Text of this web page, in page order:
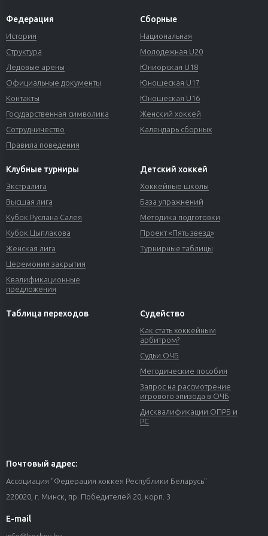
Федерация
История
Структура
Ледовые арены
Официальные документы
Контакты
Государственная символика
Сотрудничество
Правила поведения
Сборные
Национальная
Молодежная U20
Юниорская U18
Юношеская U17
Юношеская U16
Женский хоккей
Календарь сборных
Клубные турниры
Экстралига
Высшая лига
Кубок Руслана Салея
Кубок Цыплакова
Женская лига
Церемония закрытия
Квалификационные
предложения
Детский хоккей
Хоккейные школы
База упражнений
Методика подготовки
Проект «Пять звезд»
Турнирные таблицы
Таблица переходов Судейство
Как стать хоккейным
арбитром?
Судьи ОЧБ
Методические пособия
Запрос на рассмотрение
игрового эпизода в ОЧБ
Дисквалификации ОПРБ и
РС
Почтовый адрес:
Ассоциация "Федерация хоккея Республики Беларусь"
220020, г. Минск, пр. Победителей 20, корп. 3
E-mail